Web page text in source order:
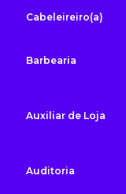
Cabeleireiro(a)
Barbearia
Auxiliar de Loja
Auditoria